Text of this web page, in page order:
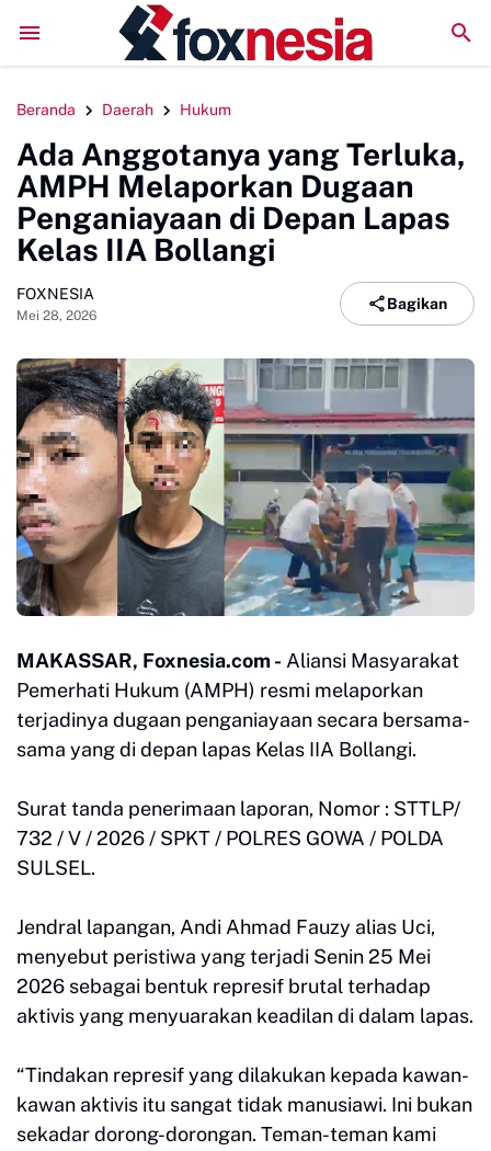
Mengawali Pengabdian dengan Sujud, Kapolresta Gowa
Beranda Daerah Hukum
Ada Anggotanya yang Terluka,
AMPH Melaporkan Dugaan
Penganiayaan di Depan Lapas
Kelas IIA Bollangi
FOXNESIA
Mei 28, 2026
Bagikan
MAKASSAR, Foxnesia.com - Aliansi Masyarakat
Pemerhati Hukum (AMPH) resmi melaporkan
terjadinya dugaan penganiayaan secara bersama-
sama yang di depan lapas Kelas IIA Bollangi.
Surat tanda penerimaan laporan, Nomor : STTLP/
732 / V / 2026 / SPKT / POLRES GOWA / POLDA
SULSEL.
Jendral lapangan, Andi Ahmad Fauzy alias Uci,
menyebut peristiwa yang terjadi Senin 25 Mei
2026 sebagai bentuk represif brutal terhadap
aktivis yang menyuarakan keadilan di dalam lapas.
“Tindakan represif yang dilakukan kepada kawan-
kawan aktivis itu sangat tidak manusiawi. Ini bukan
sekadar dorong-dorongan. Teman-teman kami